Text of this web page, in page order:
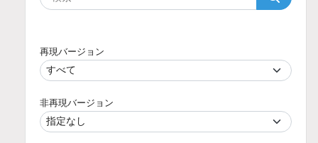
再現バージョン
非再現バージョン